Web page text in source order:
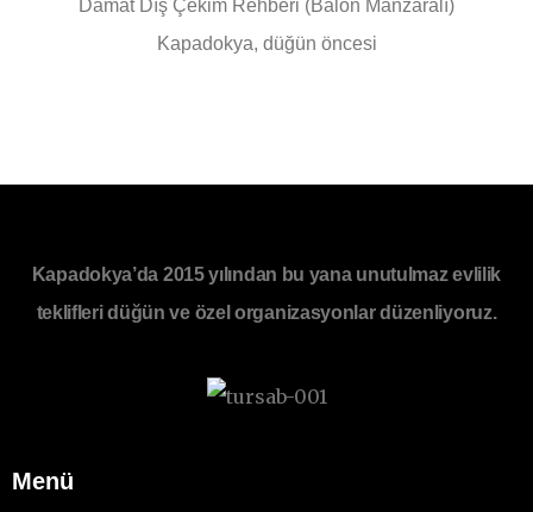
Damat Dış Çekim Rehberi (Balon Manzaralı)
Kapadokya, düğün öncesi
Kapadokya’da 2015 yılından bu yana unutulmaz evlilik
teklifleri düğün ve özel organizasyonlar düzenliyoruz.
Menü